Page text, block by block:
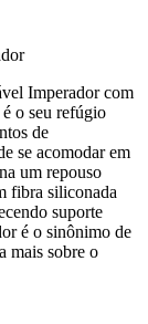
Imperador com
o seu refúgio
de
se acomodar em
um repouso
fibra siliconada
suporte
é o sinônimo de
mais sobre o